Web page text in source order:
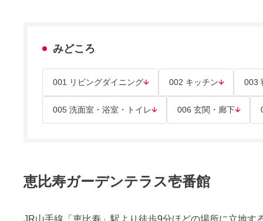
みどころ
001 リビングダイニング 002 キッチン 003
005 洗面室・浴室・トイレ 006 玄関・廊下
恵比寿ガーデンテラス壱番館
JR山手線「恵比寿」駅より徒歩9分ほどの場所に立地